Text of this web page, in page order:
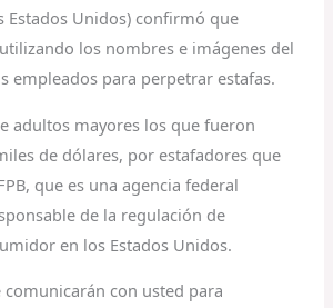
Estados Unidos) confirmó que
los nombres e imágenes del
empleados para perpetrar estafas.
adultos mayores los que fueron
de dólares, por estafadores que
que es una agencia federal
de la regulación de
en los Estados Unidos.
comunicarán con usted para